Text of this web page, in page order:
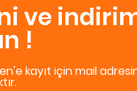
ve
!
kayıt için mail